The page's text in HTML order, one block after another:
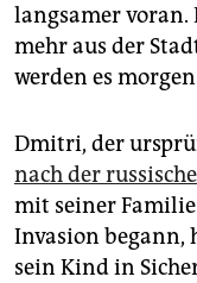
langsamer voran.
mehr aus der
werden es
Dmitri, der
nach der
mit seiner
Invasion begann,
sein Kind in